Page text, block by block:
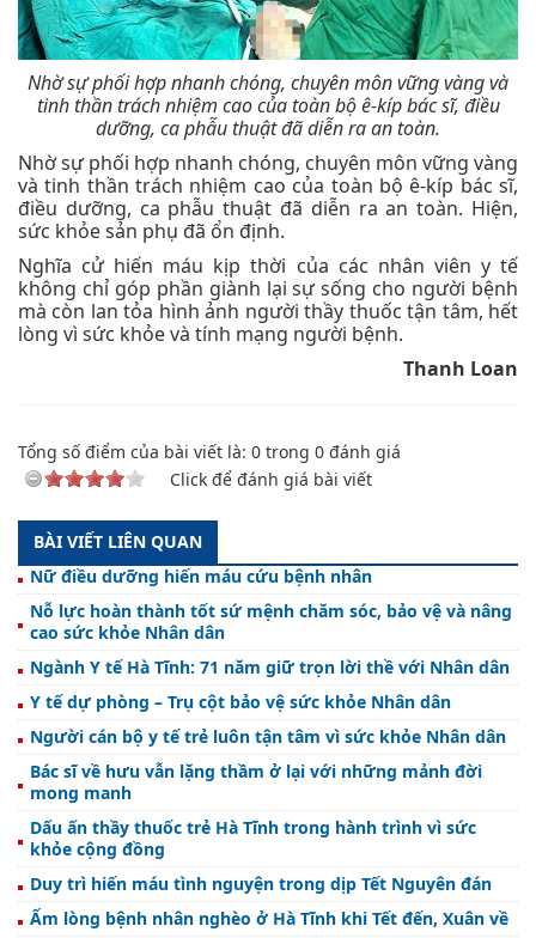
Nhờ sự phối hợp nhanh chóng, chuyên môn vững vàng và
tinh thần trách nhiệm cao của toàn bộ ê-kíp bác sĩ, điều
dưỡng, ca phẫu thuật đã diễn ra an toàn.
Nhờ sự phối hợp nhanh chóng, chuyên môn vững vàng
và tinh thần trách nhiệm cao của toàn bộ ê-kíp bác sĩ,
điều dưỡng, ca phẫu thuật đã diễn ra an toàn. Hiện,
sức khỏe sản phụ đã ổn định.
Nghĩa cử hiến máu kịp thời của các nhân viên y tế
không chỉ góp phần giành lại sự sống cho người bệnh
mà còn lan tỏa hình ảnh người thầy thuốc tận tâm, hết
lòng vì sức khỏe và tính mạng người bệnh.
Thanh Loan
Tổng số điểm của bài viết là: 0 trong 0 đánh giá
Click để đánh giá bài viết
BÀI VIẾT LIÊN QUAN
Nữ điều dưỡng hiến máu cứu bệnh nhân
Nỗ lực hoàn thành tốt sứ mệnh chăm sóc, bảo vệ và nâng
cao sức khỏe Nhân dân
Ngành Y tế Hà Tĩnh: 71 năm giữ trọn lời thề với Nhân dân
Y tế dự phòng – Trụ cột bảo vệ sức khỏe Nhân dân
Người cán bộ y tế trẻ luôn tận tâm vì sức khỏe Nhân dân
Bác sĩ về hưu vẫn lặng thầm ở lại với những mảnh đời
mong manh
Dấu ấn thầy thuốc trẻ Hà Tĩnh trong hành trình vì sức
khỏe cộng đồng
Duy trì hiến máu tình nguyện trong dịp Tết Nguyên đán
Ấm lòng bệnh nhân nghèo ở Hà Tĩnh khi Tết đến, Xuân về